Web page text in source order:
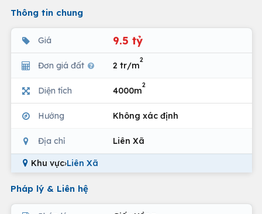
Thông tin chung
Giá 9.5 tỷ
Đơn giá đất 2 tr/m
2
Diện tích 4000m
2
Hướng Không xác định
Địa chỉ Liên Xã
Khu vực›Liên Xã
Pháp lý & Liên hệ